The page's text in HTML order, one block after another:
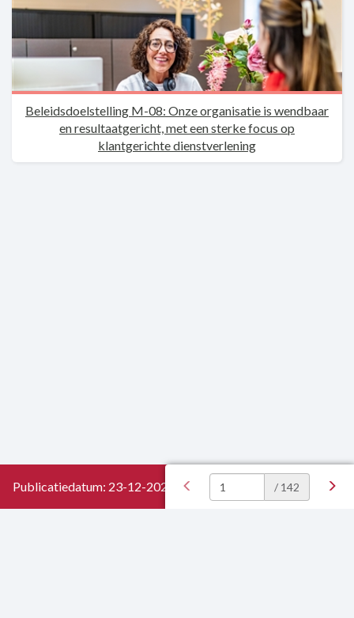
Beleidsdoelstelling M-08: Onze organisatie is wendbaar
en resultaatgericht, met een sterke focus op
klantgerichte dienstverlening
/ 142
Publicatiedatum: 23-12-2025